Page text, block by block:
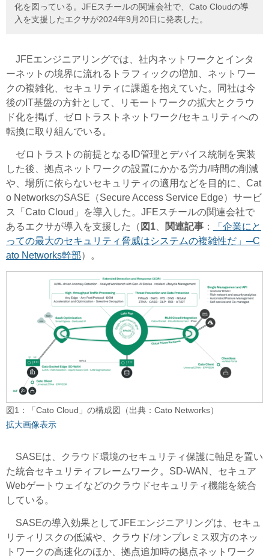
化を図っている。JFEスチールの関連会社で、Cato Cloudの導
入を支援したエクサが2024年9月20日に発表した。
JFEエンジニアリングでは、社内ネットワークとインタ
ーネットの境界に流れるトラフィックの増加、ネットワー
クの複雑化、セキュリティに課題を抱えていた。同社は今
後のIT基盤の方針として、リモートワークの拡大とクラウ
ド化を掲げ、ゼロトラストネットワーク/セキュリティへの
転換に取り組んでいる。
ゼロトラストの前提となるID管理とデバイス統制を実装
した後、拠点ネットワークの設置にかかる労力/時間の削減
や、場所に依らないセキュリティの適用などを目的に、Cat
o NetworksのSASE（Secure Access Service Edge）サービ
ス「Cato Cloud」を導入した。JFEスチールの関連会社で
あるエクサが導入を支援した（ 図1 関連記事 ：
「企業にと
っての最大のセキュリティ脅威はシステムの複雑性だ」─C
ato Networks幹部）。
図1：「Cato Cloud」の構成図（出典：Cato Networks）
拡大画像表示
SASEは、クラウド環境のセキュリティ保護に軸足を置い
た統合セキュリティフレームワーク。SD-WAN、セキュア
Webゲートウェイなどのクラウドセキュリティ機能を統合
している。
SASEの導入効果としてJFEエンジニアリングは、セキュ
リティリスクの低減や、クラウド/オンプレミス双方のネッ
トワークの高速化のほか、拠点追加時の拠点ネットワーク